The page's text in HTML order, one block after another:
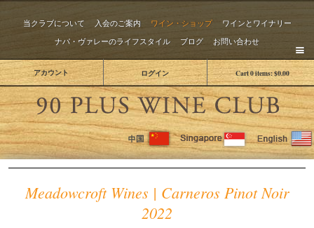
当クラブについて 入会のご案内 ワイン・ショップ
ワインとワイナリー
ナパ・ヴァレーのライフスタイル
ブログ お問い合わせ
Cart0items:$0.00
アカウント ログイン
The
Meadowcroft Wines | Carneros Pinot Noir
2022